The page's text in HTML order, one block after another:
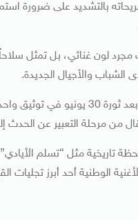
بالتشديد على ضرورة
مجرد لون غنائي، بل تمثل
الشباب والأجيال الجديدة.
وبينما نجحت الأغنية
من مرحلة التعبير عن الحدث
تاريخية مثل “تسلم
الوطنية أحد أبرز